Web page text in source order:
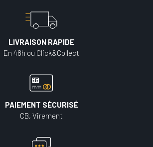
LIVRAISON RAPIDE
En 48h ou Click&Collect
PAIEMENT SÉCURISÉ
CB, Virement